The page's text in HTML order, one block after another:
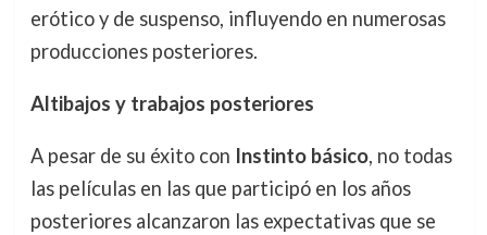
erótico y de suspenso, influyendo en numerosas
producciones posteriores.
Altibajos y trabajos posteriores
A pesar de su éxito con Instinto básico, no todas
las películas en las que participó en los años
posteriores alcanzaron las expectativas que se